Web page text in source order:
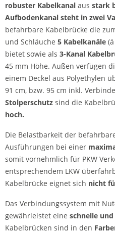
robuster Kabelkanal aus stark
Aufbodenkanal steht in zwei
befahrbare Kabelbrücke die
und Schläuche 5 Kabelkanäle
bietet sowie als 3-Kanal
45 mm Höhe. Außen verfügen
einem Deckel aus Polyethylen
91 cm, bzw. 95 cm inkl.
Stolperschutz sind die
hoch.
Die Belastbarkeit der
Ausführungen bei einer
somit vornehmlich für PKW
entsprechendem LKW
Kabelbrücke eignet sich nicht
Das Verbindungssystem mit
gewährleistet eine schnelle
Kabelbrücken sind in den